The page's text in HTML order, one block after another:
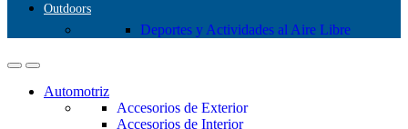
Outdoors
Deportes y Actividades al Aire Libre
Automotriz
Accesorios de Exterior
Accesorios de Interior